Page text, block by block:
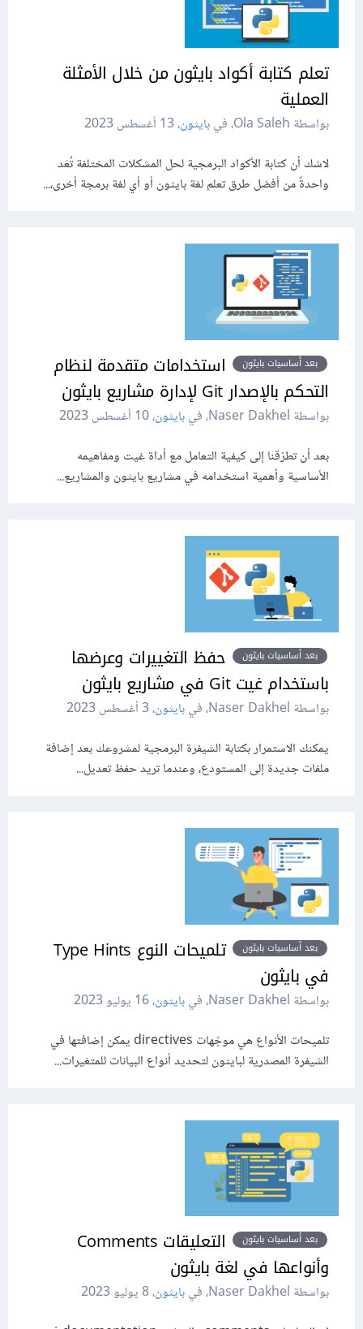
تعلم كتابة أكواد بايثون من خلال الأمثلة
العملية
بواسطة Ola Saleh، في بايثون،13 أغسطس 2023
لاشك أن كتابة الأكواد البرمجية لحل المشكلات المختلفة تُعَد
واحدةً من أفضل طرق تعلم لغة بايثون أو أي لغة برمجة أخرى،...
بعد أساسيات بايثون
استخدامات متقدمة لنظام
التحكم بالإصدار Git لإدارة مشاريع بايثون
بواسطة Naser Dakhel، في بايثون،10 أغسطس 2023
بعد أن تطرّقنا إلى كيفية التعامل مع أداة غيت ومفاهيمه
الأساسية وأهمية استخدامه في مشاريع بايثون والمشاريع...
بعد أساسيات بايثون
حفظ التغييرات وعرضها
باستخدام غيت Git في مشاريع بايثون
بواسطة Naser Dakhel، في بايثون،3 أغسطس 2023
يمكنك الاستمرار بكتابة الشيفرة البرمجية لمشروعك بعد إضافة
ملفات جديدة إلى المستودع، وعندما تريد حفظ تعديل...
بعد أساسيات بايثون
تلميحات النوع Type Hints
في بايثون
بواسطة Naser Dakhel، في بايثون،16 يوليو 2023
تلميحات الأنواع هي موجّهات directives يمكن إضافتها في
الشيفرة المصدرية لبايثون لتحديد أنواع البيانات للمتغيرات...
بعد أساسيات بايثون
التعليقات Comments
وأنواعها في لغة بايثون
بواسطة Naser Dakhel، في بايثون،8 يوليو 2023